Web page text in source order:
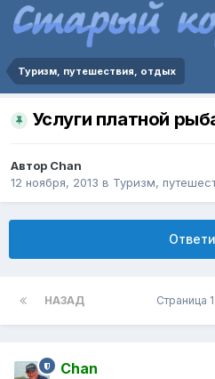
Туризм, путешествия, отдых
Услуги платной
Автор Chan
12 ноября, 2013 в Туризм,
НАЗАД Страница 1
Chan